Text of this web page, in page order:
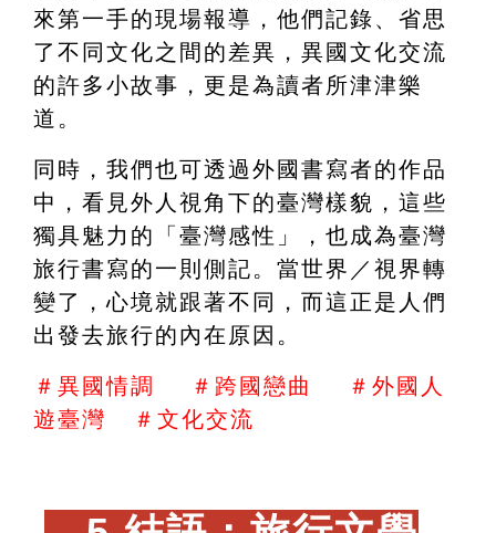
來第一手的現場報導，他們記錄、省思
了不同文化之間的差異，異國文化交流
的許多小故事，更是為讀者所津津樂
道。
同時，我們也可透過外國書寫者的作品
中，看見外人視角下的臺灣樣貌，這些
獨具魅力的「臺灣感性」，也成為臺灣
旅行書寫的一則側記。當世界／視界轉
變了，心境就跟著不同，而這正是人們
出發去旅行的內在原因。
＃異國情調    ＃跨國戀曲    ＃外國人
遊臺灣   ＃文化交流